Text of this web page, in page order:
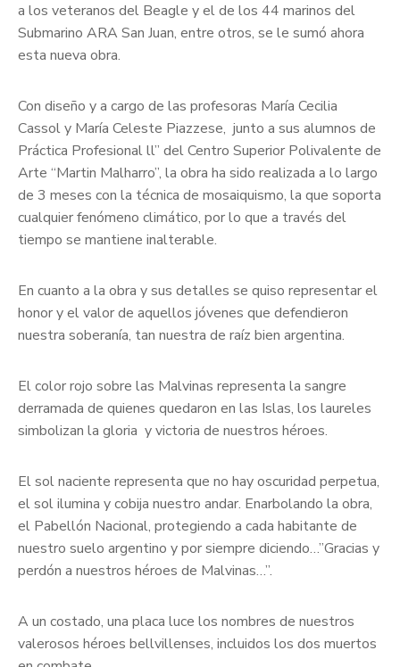
a los veteranos del Beagle y el de los 44 marinos del
Submarino ARA San Juan, entre otros, se le sumó ahora
esta nueva obra.
Con diseño y a cargo de las profesoras María Cecilia
Cassol y María Celeste Piazzese, junto a sus alumnos de
Práctica Profesional ll” del Centro Superior Polivalente de
Arte “Martin Malharro”, la obra ha sido realizada a lo largo
de 3 meses con la técnica de mosaiquismo, la que soporta
cualquier fenómeno climático, por lo que a través del
tiempo se mantiene inalterable.
En cuanto a la obra y sus detalles se quiso representar el
honor y el valor de aquellos jóvenes que defendieron
nuestra soberanía, tan nuestra de raíz bien argentina.
El color rojo sobre las Malvinas representa la sangre
derramada de quienes quedaron en las Islas, los laureles
simbolizan la gloria y victoria de nuestros héroes.
El sol naciente representa que no hay oscuridad perpetua,
el sol ilumina y cobija nuestro andar. Enarbolando la obra,
el Pabellón Nacional, protegiendo a cada habitante de
nuestro suelo argentino y por siempre diciendo…”Gracias y
perdón a nuestros héroes de Malvinas…”.
A un costado, una placa luce los nombres de nuestros
valerosos héroes bellvillenses, incluidos los dos muertos